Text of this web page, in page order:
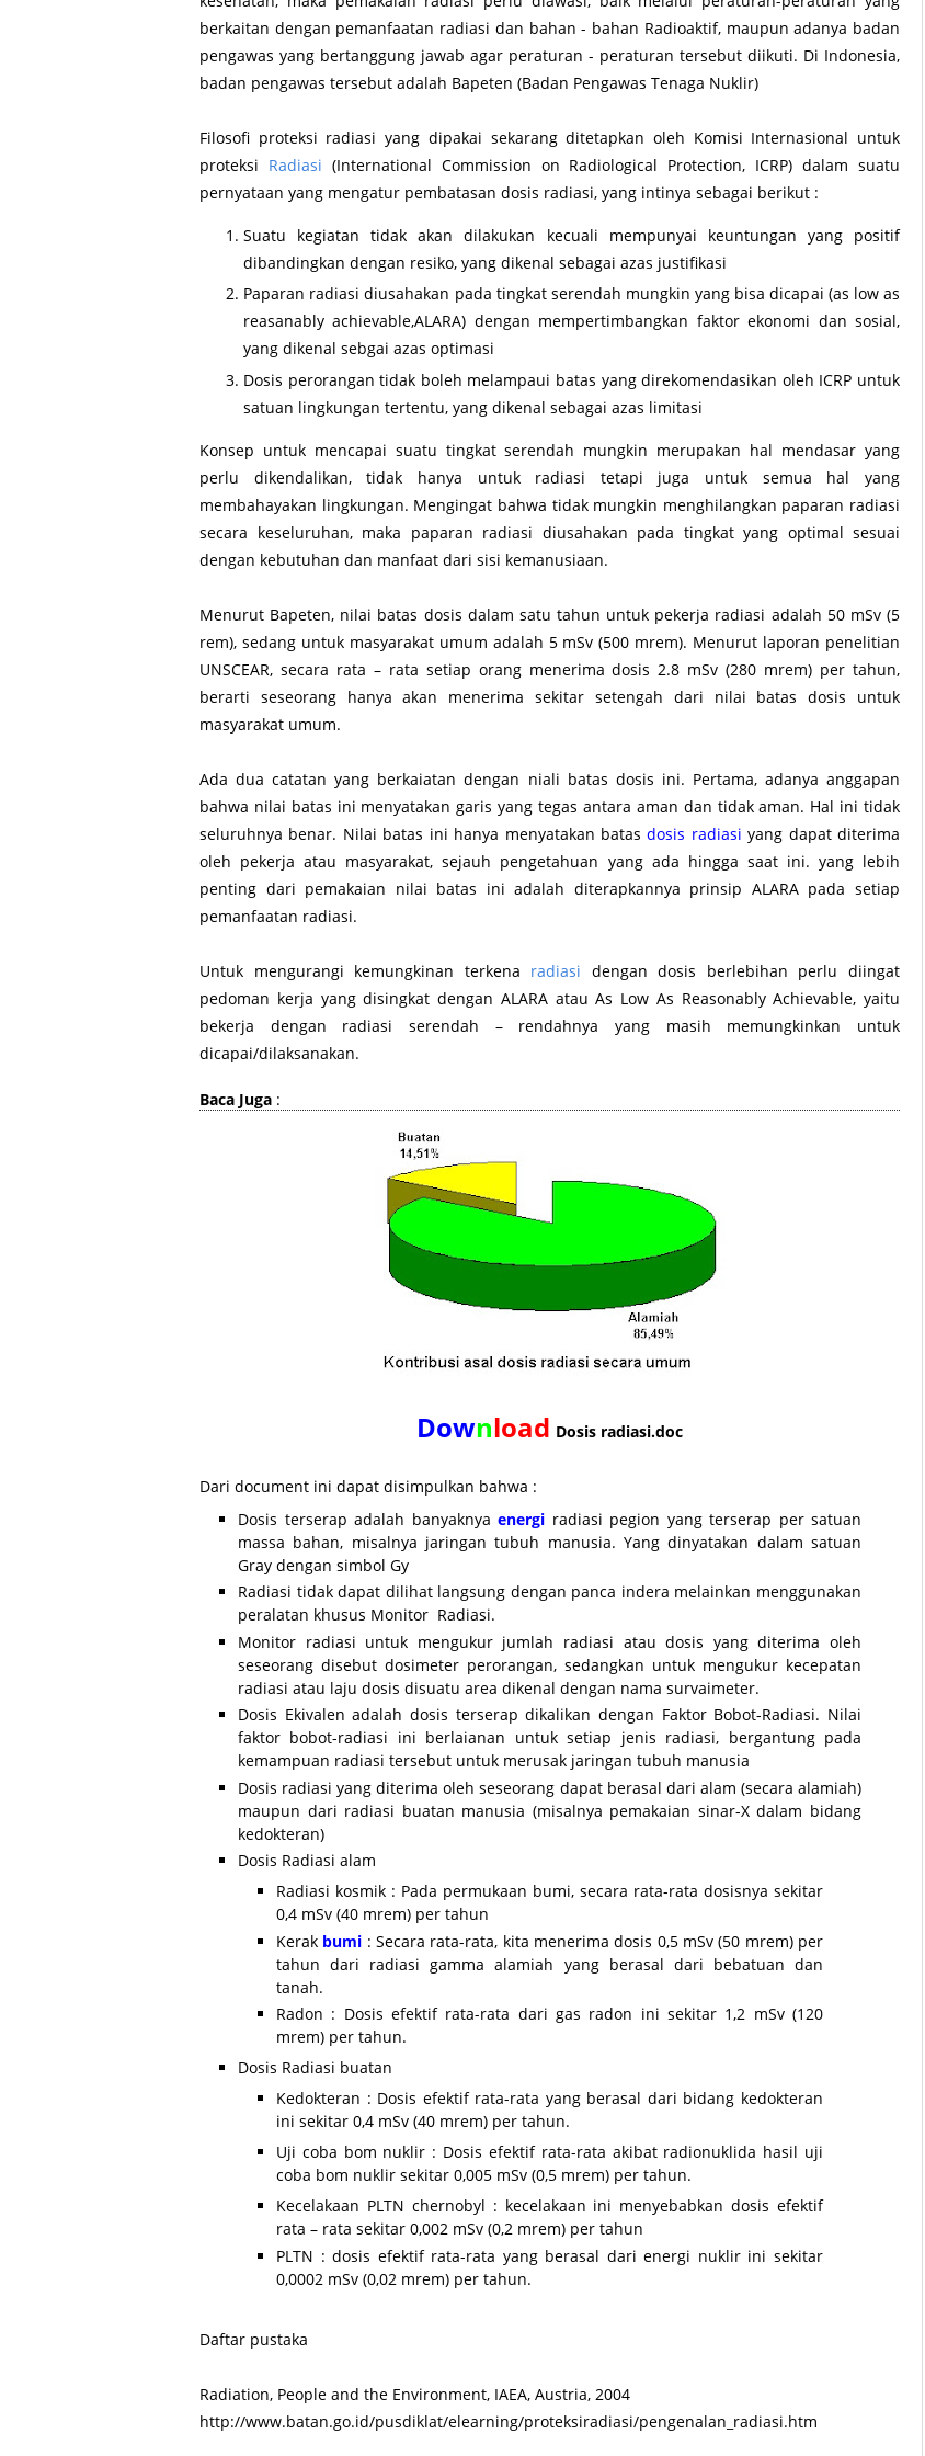
berkaitan dengan pemanfaatan radiasi dan bahan - bahan Radioaktif, maupun adanya badan
pengawas yang bertanggung jawab agar peraturan - peraturan tersebut diikuti. Di Indonesia,
badan pengawas tersebut adalah Bapeten (Badan Pengawas Tenaga Nuklir)
Filosofi proteksi radiasi yang dipakai sekarang ditetapkan oleh Komisi Internasional untuk
proteksi Radiasi (International Commission on Radiological Protection, ICRP) dalam suatu
pernyataan yang mengatur pembatasan dosis radiasi, yang intinya sebagai berikut :
Suatu kegiatan tidak akan dilakukan kecuali mempunyai keuntungan yang positif
dibandingkan dengan resiko, yang dikenal sebagai azas justifikasi
Paparan radiasi diusahakan pada tingkat serendah mungkin yang bisa dicapai (as low as
reasanably achievable,ALARA) dengan mempertimbangkan faktor ekonomi dan sosial,
yang dikenal sebgai azas optimasi
Dosis perorangan tidak boleh melampaui batas yang direkomendasikan oleh ICRP untuk
satuan lingkungan tertentu, yang dikenal sebagai azas limitasi
Konsep untuk mencapai suatu tingkat serendah mungkin merupakan hal mendasar yang
perlu dikendalikan, tidak hanya untuk radiasi tetapi juga untuk semua hal yang
membahayakan lingkungan. Mengingat bahwa tidak mungkin menghilangkan paparan radiasi
secara keseluruhan, maka paparan radiasi diusahakan pada tingkat yang optimal sesuai
dengan kebutuhan dan manfaat dari sisi kemanusiaan.
Menurut Bapeten, nilai batas dosis dalam satu tahun untuk pekerja radiasi adalah 50 mSv (5
rem), sedang untuk masyarakat umum adalah 5 mSv (500 mrem). Menurut laporan penelitian
UNSCEAR, secara rata – rata setiap orang menerima dosis 2.8 mSv (280 mrem) per tahun,
berarti seseorang hanya akan menerima sekitar setengah dari nilai batas dosis untuk
masyarakat umum.
Ada dua catatan yang berkaiatan dengan niali batas dosis ini. Pertama, adanya anggapan
bahwa nilai batas ini menyatakan garis yang tegas antara aman dan tidak aman. Hal ini tidak
seluruhnya benar. Nilai batas ini hanya menyatakan batasdosis radiasi yang dapat diterima
oleh pekerja atau masyarakat, sejauh pengetahuan yang ada hingga saat ini. yang lebih
penting dari pemakaian nilai batas ini adalah diterapkannya prinsip ALARA pada setiap
pemanfaatan radiasi.
Untuk mengurangi kemungkinan terkena radiasi dengan dosis berlebihan perlu diingat
pedoman kerja yang disingkat dengan ALARA atau As Low As Reasonably Achievable, yaitu
bekerja dengan radiasi serendah – rendahnya yang masih memungkinkan untuk
dicapai/dilaksanakan.
Baca Juga :
Download Dosis radiasi.doc
Dari document ini dapat disimpulkan bahwa :
Dosis terserap adalah banyaknya energi radiasi pegion yang terserap per satuan
massa bahan, misalnya jaringan tubuh manusia. Yang dinyatakan dalam satuan
Gray dengan simbol Gy
Radiasi tidak dapat dilihat langsung dengan panca indera melainkan menggunakan
peralatan khusus Monitor Radiasi.
Monitor radiasi untuk mengukur jumlah radiasi atau dosis yang diterima oleh
seseorang disebut dosimeter perorangan, sedangkan untuk mengukur kecepatan
radiasi atau laju dosis disuatu area dikenal dengan nama survaimeter.
Dosis Ekivalen adalah dosis terserap dikalikan dengan Faktor Bobot-Radiasi. Nilai
faktor bobot-radiasi ini berlaianan untuk setiap jenis radiasi, bergantung pada
kemampuan radiasi tersebut untuk merusak jaringan tubuh manusia
Dosis radiasi yang diterima oleh seseorang dapat berasal dari alam (secara alamiah)
maupun dari radiasi buatan manusia (misalnya pemakaian sinar-X dalam bidang
kedokteran)
Dosis Radiasi alam
Radiasi kosmik : Pada permukaan bumi, secara rata-rata dosisnya sekitar
0,4 mSv (40 mrem) per tahun
Kerak bumi : Secara rata-rata, kita menerima dosis 0,5 mSv (50 mrem) per
tahun dari radiasi gamma alamiah yang berasal dari bebatuan dan
tanah.
Radon : Dosis efektif rata-rata dari gas radon ini sekitar 1,2 mSv (120
mrem) per tahun.
Dosis Radiasi buatan
Kedokteran : Dosis efektif rata-rata yang berasal dari bidang kedokteran
ini sekitar 0,4 mSv (40 mrem) per tahun.
Uji coba bom nuklir : Dosis efektif rata-rata akibat radionuklida hasil uji
coba bom nuklir sekitar 0,005 mSv (0,5 mrem) per tahun.
Kecelakaan PLTN chernobyl : kecelakaan ini menyebabkan dosis efektif
rata – rata sekitar 0,002 mSv (0,2 mrem) per tahun
PLTN : dosis efektif rata-rata yang berasal dari energi nuklir ini sekitar
0,0002 mSv (0,02 mrem) per tahun.
Daftar pustaka
Radiation, People and the Environment, IAEA, Austria, 2004
http://www.batan.go.id/pusdiklat/elearning/proteksiradiasi/pengenalan_radiasi.htm